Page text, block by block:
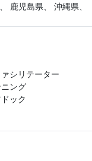
鹿児島県、 沖縄県、
シリテーター
ング
ック